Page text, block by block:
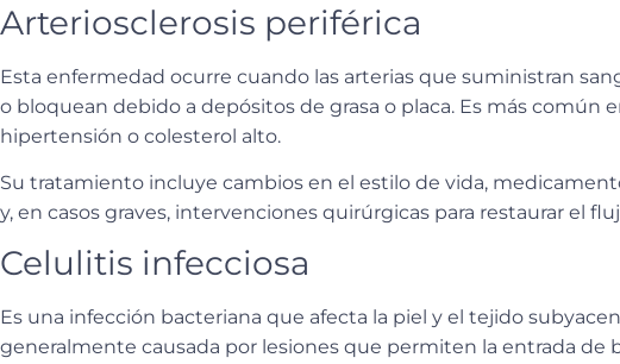
Arteriosclerosis periférica
Esta enfermedad ocurre cuando las arterias que suministran
o bloquean debido a depósitos de grasa o placa. Es más común
hipertensión o colesterol alto.
Su tratamiento incluye cambios en el estilo de vida,
y, en casos graves, intervenciones quirúrgicas para restaurar el
Celulitis infecciosa
Es una infección bacteriana que afecta la piel y el tejido
generalmente causada por lesiones que permiten la entrada de